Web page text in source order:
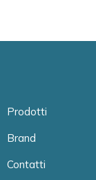
Prodotti
Brand
Contatti